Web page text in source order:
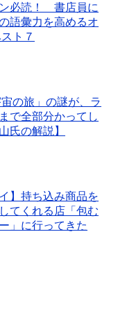
必読！ 書店員に
語彙力を高めるオ
ト７
宙の旅」の謎が、ラ
で全部分かってし
氏の解説】
】持ち込み商品を
てくれる店「包む
」に行ってきた